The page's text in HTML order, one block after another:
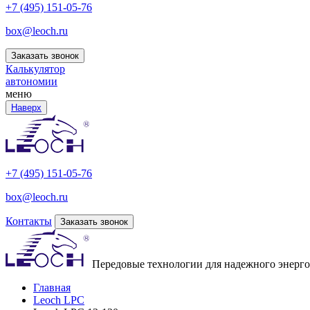
+7 (495) 151-05-76
box@leoch.ru
Заказать звонок
Калькулятор
автономии
меню
Наверх
+7 (495) 151-05-76
box@leoch.ru
Контакты Заказать звонок
Передовые технологии для надежного
Главная
Leoch LPC